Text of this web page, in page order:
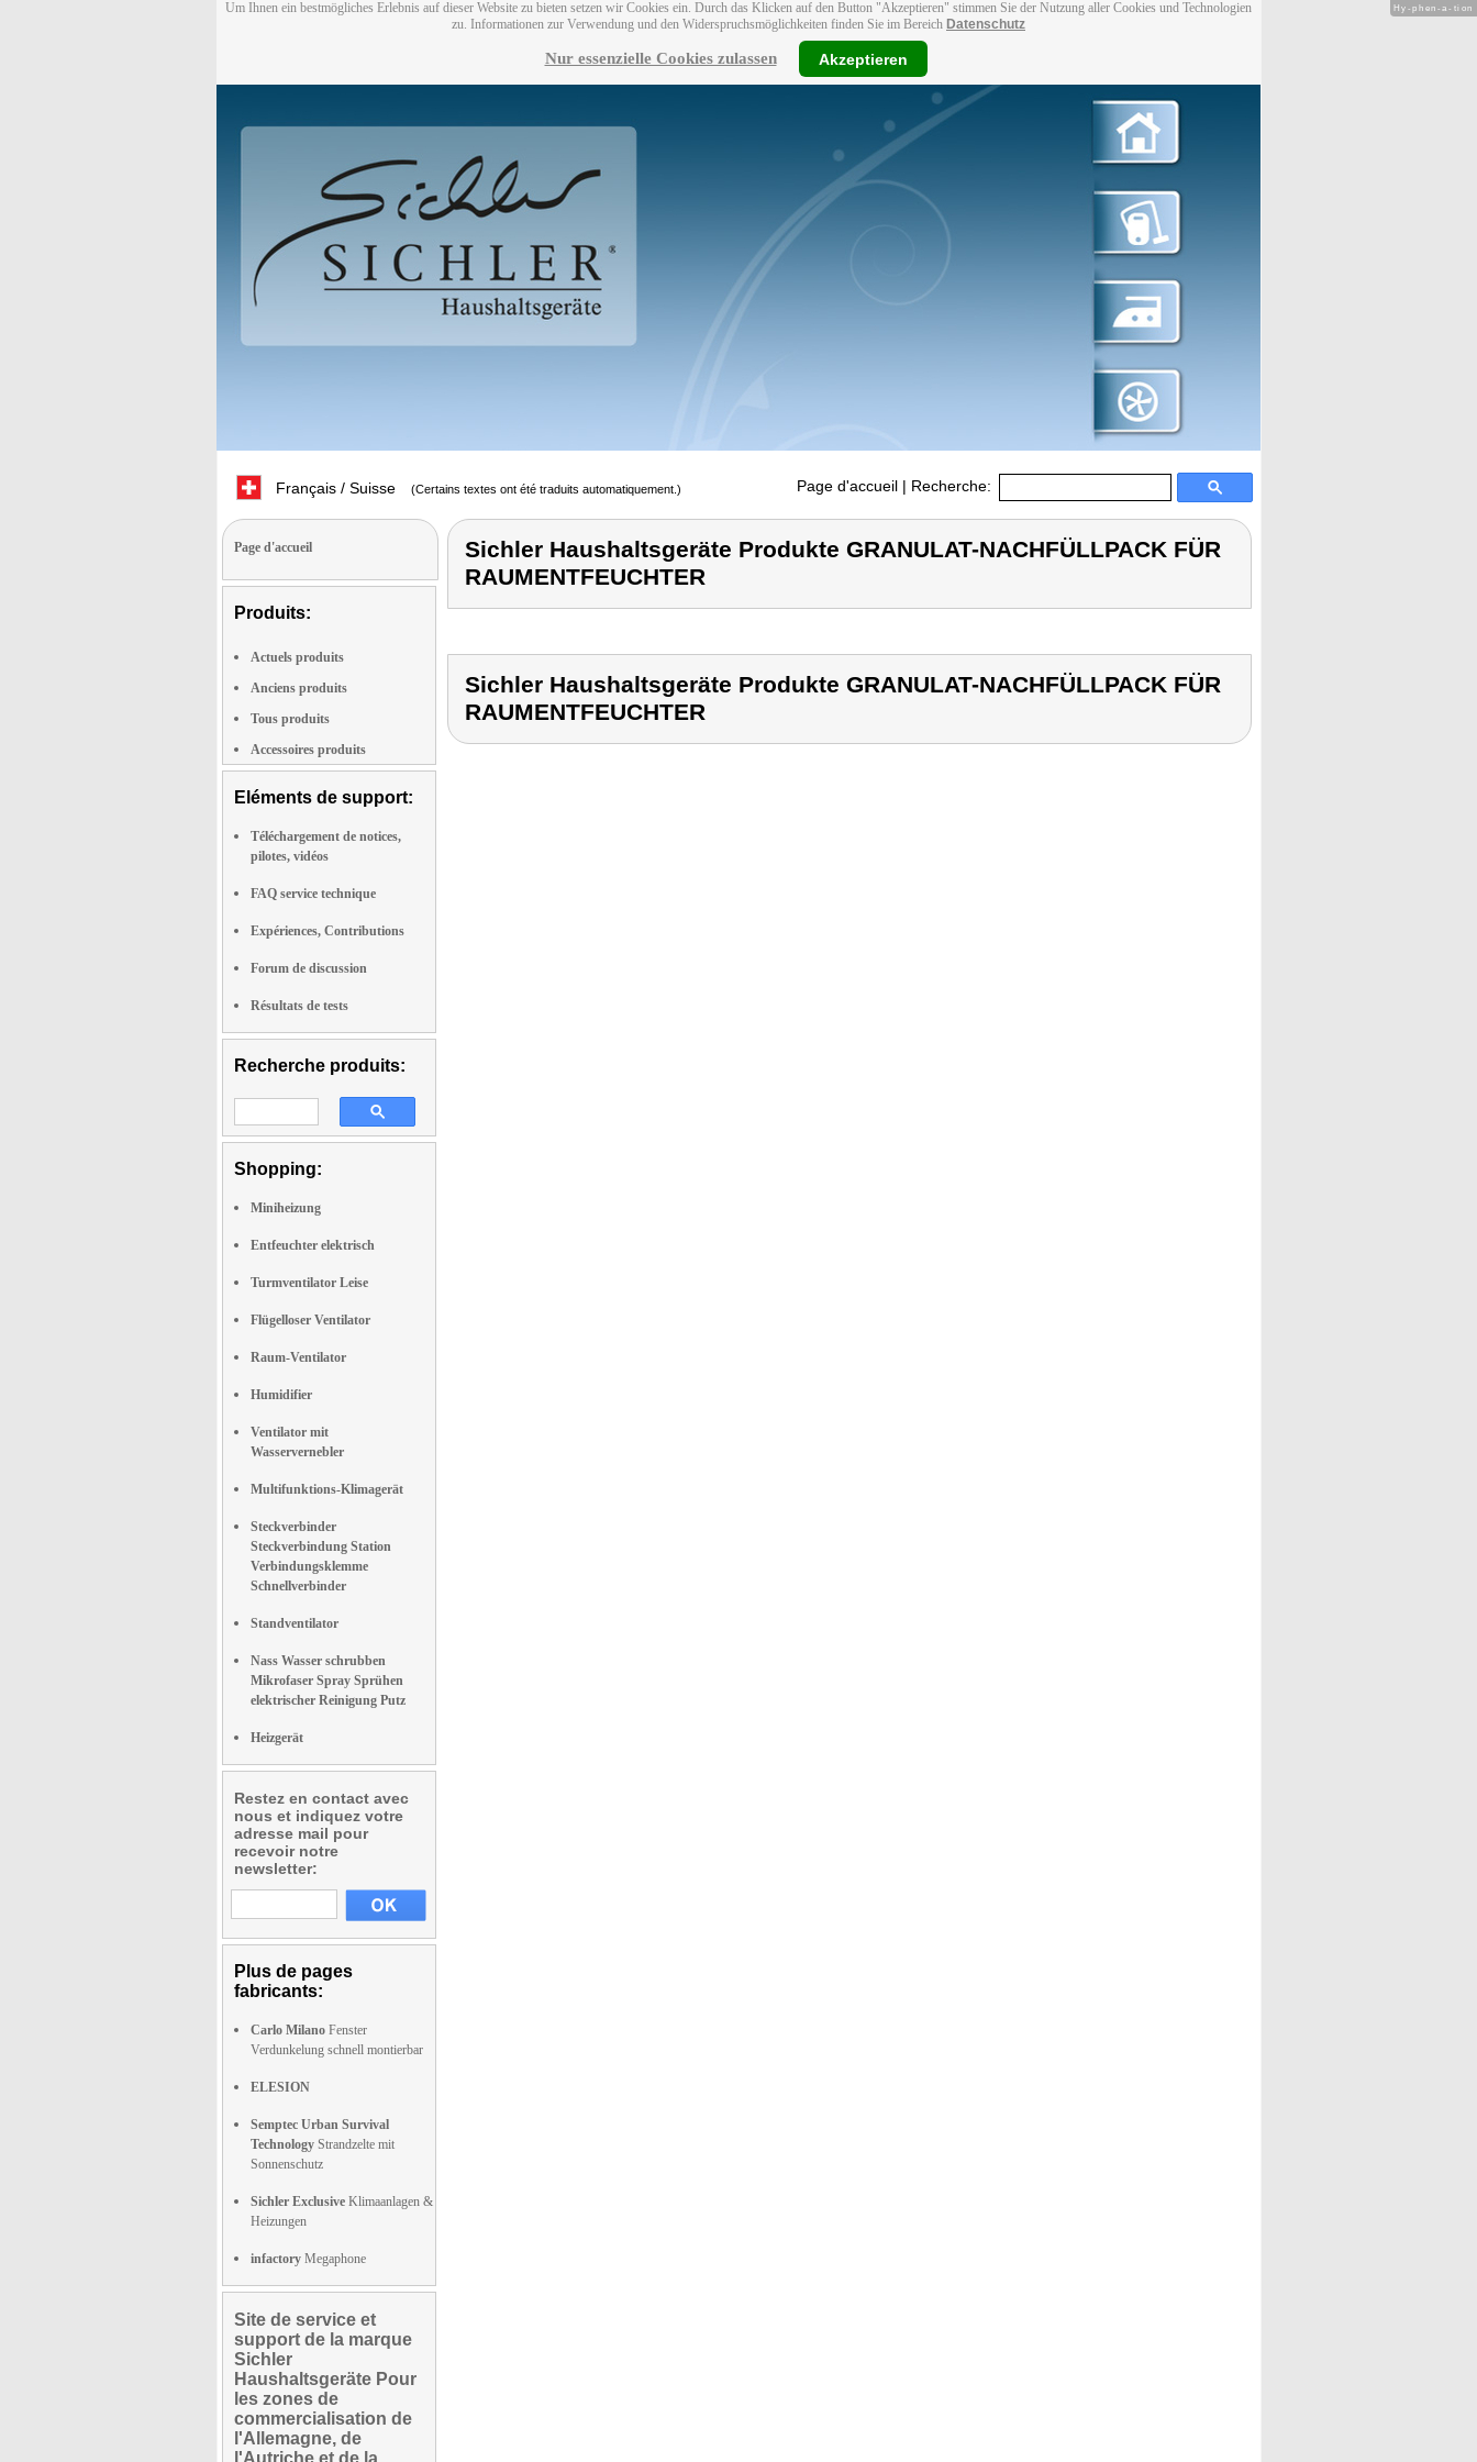
Um Ihnen ein bestmögliches Erlebnis auf dieser Website zu bieten setzen wir Cookies ein. Durch das Klicken auf den Button "Akzeptieren" stimmen Sie der Nutzung aller Cookies und Technologien
zu. Informationen zur Verwendung und den Widerspruchsmöglichkeiten finden Sie im Bereich Datenschutz
Nur essenzielle Cookies zulassen Akzeptieren
Français / Suisse (Certains textes ont été traduits automatiquement.) Page d'accueil | Recherche:
Page d'accueil
Produits:
Actuels produits
Anciens produits
Tous produits
Accessoires produits
Eléments de support:
Téléchargement de notices,
pilotes, vidéos
FAQ service technique
Expériences, Contributions
Forum de discussion
Résultats de tests
Recherche produits:
Shopping:
Miniheizung
Entfeuchter elektrisch
Turmventilator Leise
Flügelloser Ventilator
Raum-Ventilator
Humidifier
Ventilator mit
Wasservernebler
Multifunktions-Klimagerät
Steckverbinder
Steckverbindung Station
Verbindungsklemme
Schnellverbinder
Standventilator
Nass Wasser schrubben
Mikrofaser Spray Sprühen
elektrischer Reinigung Putz
Heizgerät
Restez en contact avec
nous et indiquez votre
adresse mail pour
recevoir notre
newsletter:
Plus de pages
fabricants:
Carlo Milano Fenster
Verdunkelung schnell montierbar
ELESION
Semptec Urban Survival
Technology Strandzelte mit
Sonnenschutz
Sichler Exclusive Klimaanlagen &
Heizungen
infactory Megaphone
Site de service et
support de la marque
Sichler
Haushaltsgeräte Pour
les zones de
commercialisation de
l'Allemagne, de
l'Autriche et de la
Sichler Haushaltsgeräte Produkte GRANULAT-NACHFÜLLPACK FÜR
RAUMENTFEUCHTER
Sichler Haushaltsgeräte Produkte GRANULAT-NACHFÜLLPACK FÜR
RAUMENTFEUCHTER
Hy-phen-a-tion